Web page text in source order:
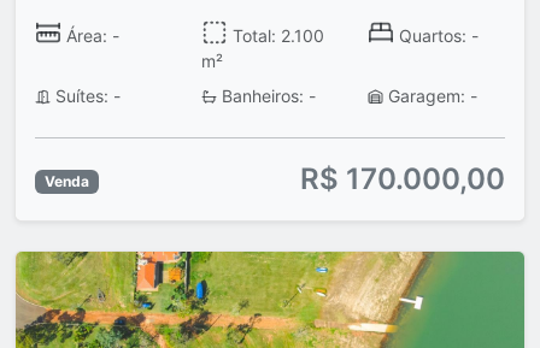
Área: -
Total: 2.100
m²
Quartos: -
Suítes: - Banheiros: - Garagem: -
Venda R$ 170.000,00